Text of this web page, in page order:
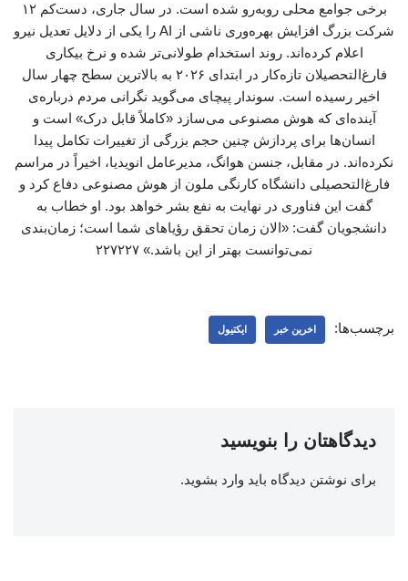
برخی جوامع محلی روبه‌رو شده است. در سال جاری، دست‌کم ۱۲
شرکت بزرگ افزایش بهره‌وری ناشی از AI را یکی از دلایل تعدیل نیرو
اعلام کرده‌اند. روند استخدام طولانی‌تر شده و نرخ بیکاری
فارغ‌التحصیلان تازه‌کار در ابتدای ۲۰۲۶ به بالاترین سطح چهار سال
اخیر رسیده است. سوندار پیچای می‌گوید نگرانی مردم درباره‌ی
آینده‌ای که هوش مصنوعی می‌سازد «کاملاً قابل درک» است و
انسان‌ها برای پردازش چنین حجم بزرگی از تغییرات تکامل پیدا
نکرده‌اند. در مقابل، جنسن هوانگ، مدیرعامل انویدیا، اخیراً در مراسم
فارغ‌التحصیلی دانشگاه ‌کارنگی ملون از هوش مصنوعی دفاع کرد و
گفت این فناوری در نهایت به نفع بشر خواهد بود. او خطاب به
دانشجویان گفت: «الان زمان تحقق رؤیاهای شما است؛ زمان‌بندی
نمی‌توانست بهتر از این باشد.» ۲۲۷۲۲۷
برچسب‌ها: اخرین خبر ایکتیول
دیدگاهتان را بنویسید
برای نوشتن دیدگاه باید وارد بشوید.